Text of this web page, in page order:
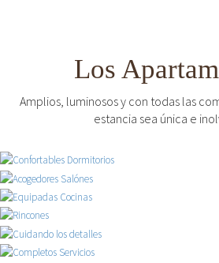
Los
Amplios, luminosos y con todas las
estancia sea única e